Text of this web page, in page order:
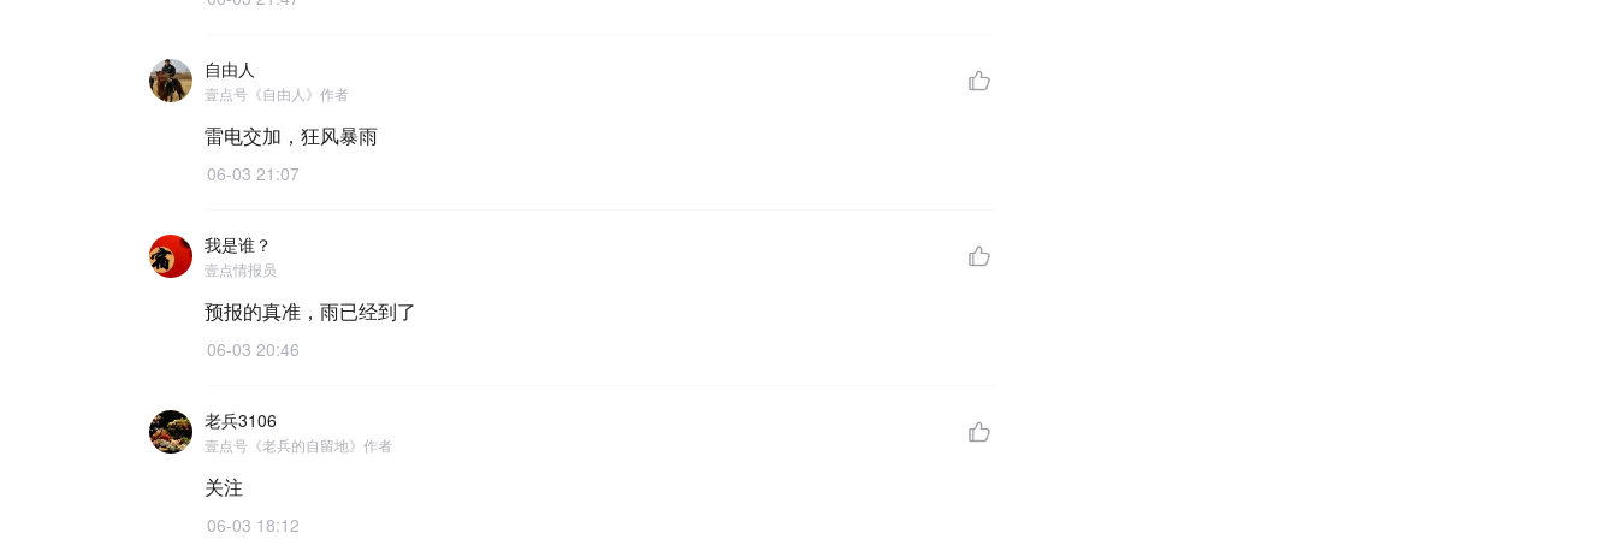
自由人
壹点号《自由人》作者
雷电交加，狂风暴雨
06-03 21:07
我是谁？
壹点情报员
预报的真准，雨已经到了
06-03 20:46
老兵3106
壹点号《老兵的自留地》作者
关注
06-03 18:12